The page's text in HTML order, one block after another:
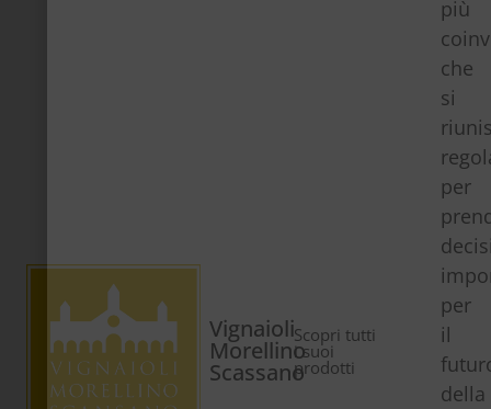
Vignaioli
Morellino
Scassano
Scopri tutti
i suoi
prodotti
più
che
si
per
per
il
della